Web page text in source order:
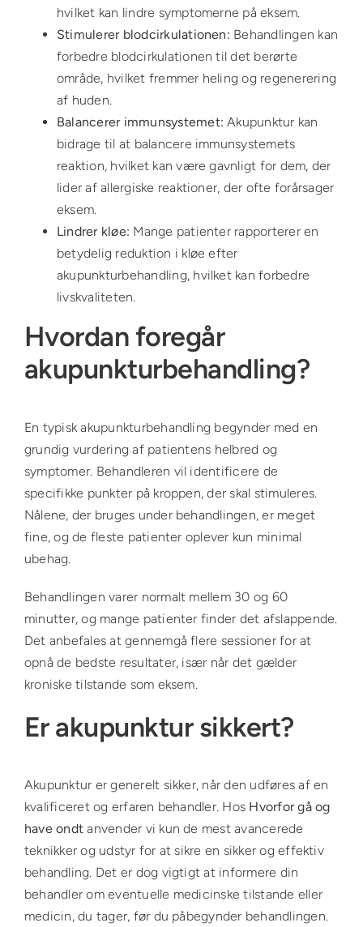
hvilket kan lindre symptomerne på eksem.
Stimulerer blodcirkulationen: Behandlingen kan
forbedre blodcirkulationen til det berørte
område, hvilket fremmer heling og regenerering
af huden.
Balancerer immunsystemet: Akupunktur kan
bidrage til at balancere immunsystemets
reaktion, hvilket kan være gavnligt for dem, der
lider af allergiske reaktioner, der ofte forårsager
eksem.
Lindrer kløe: Mange patienter rapporterer en
betydelig reduktion i kløe efter
akupunkturbehandling, hvilket kan forbedre
livskvaliteten.
Hvordan foregår
akupunkturbehandling?
En typisk akupunkturbehandling begynder med en
grundig vurdering af patientens helbred og
symptomer. Behandleren vil identificere de
specifikke punkter på kroppen, der skal stimuleres.
Nålene, der bruges under behandlingen, er meget
fine, og de fleste patienter oplever kun minimal
ubehag.
Behandlingen varer normalt mellem 30 og 60
minutter, og mange patienter finder det afslappende.
Det anbefales at gennemgå flere sessioner for at
opnå de bedste resultater, især når det gælder
kroniske tilstande som eksem.
Er akupunktur sikkert?
Akupunktur er generelt sikker, når den udføres af en
kvalificeret og erfaren behandler. Hos Hvorfor gå og
have ondt anvender vi kun de mest avancerede
teknikker og udstyr for at sikre en sikker og effektiv
behandling. Det er dog vigtigt at informere din
behandler om eventuelle medicinske tilstande eller
medicin, du tager, før du påbegynder behandlingen.